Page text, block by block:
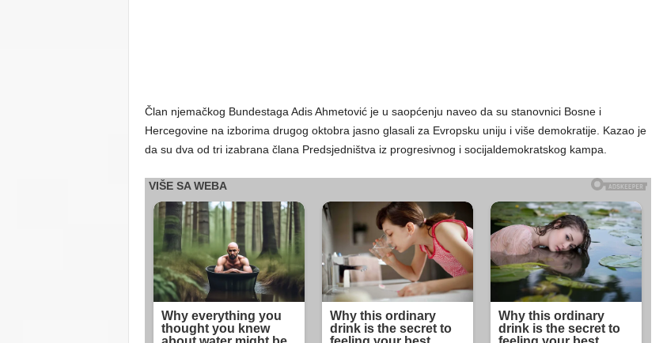
Član njemačkog Bundestaga Adis Ahmetović je u saopćenju naveo da su stanovnici Bosne i
Hercegovine na izborima drugog oktobra jasno glasali za Evropsku uniju i više demokratije. Kazao je
da su dva od tri izabrana člana Predsjedništva iz progresivnog i socijaldemokratskog kampa.